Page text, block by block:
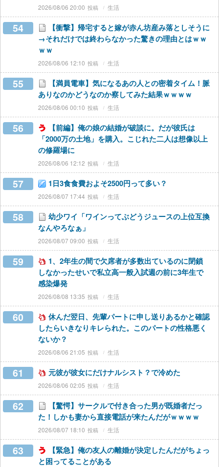
2026/08/06 20:00 生活
54
【衝撃】帰宅すると嫁が赤ん坊産み落としそうに
→それだけでは終わらなかった驚きの理由とはｗｗ
ｗｗ
2026/08/06 12:10 生活
55
【満員電車】気になるあの人との密着タイム！脈
ありなのかどうなのか察してみた結果ｗｗｗｗ
2026/08/06 00:10 生活
56
【前編】俺の娘の結婚が破談に。だが彼氏は
「2000万の土地」を購入。こじれた二人は想像以上
の修羅場に
2026/08/06 12:12 生活
57 1日3食食費およそ2500円って多い？
2026/08/07 17:44 生活
58
幼少ワイ「ワインってぶどうジュースの上位互換
なんやろなぁ」
2026/08/07 09:00 生活
59
1、2年生の間で欠席者が多数出ているのに閉鎖
しなかったせいで私立高一般入試週の前に3年生で
感染爆発
2026/08/08 13:35 生活
60
休んだ翌日、先輩パートに申し送りあるかと確認
したらいきなりキレられた。このパートの性格悪く
ないか？
2026/08/06 21:05 生活
61 元彼が彼女にだけナルシスト？で冷めた
2026/08/06 02:05 生活
62
【驚愕】サークルで付き合った男が既婚者だっ
た！しかも妻から直接電話が来たんだがｗｗｗｗ
2026/08/07 18:10 生活
63
【緊急】俺の友人の離婚が決定したんだがちょっ
と困ってることがある